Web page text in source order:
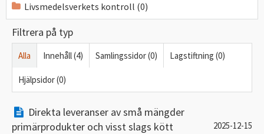
Livsmedelsverkets kontroll (0)
Filtrera på typ
Alla Innehåll (4) Samlingssidor (0) Lagstiftning (0)
Hjälpsidor (0)
Direkta leveranser av små mängder
primärprodukter och visst slags kött
2025-12-15